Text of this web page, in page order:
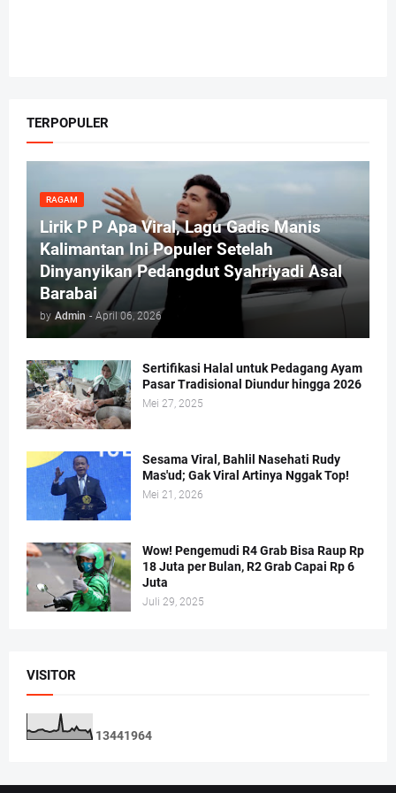
TERPOPULER
RAGAM
Lirik P P Apa Viral, Lagu Gadis Manis
Kalimantan Ini Populer Setelah
Dinyanyikan Pedangdut Syahriyadi Asal
Barabai
by Admin - April 06, 2026
Sertifikasi Halal untuk Pedagang Ayam
Pasar Tradisional Diundur hingga 2026
Mei 27, 2025
Sesama Viral, Bahlil Nasehati Rudy
Mas'ud; Gak Viral Artinya Nggak Top!
Mei 21, 2026
Wow! Pengemudi R4 Grab Bisa Raup Rp
18 Juta per Bulan, R2 Grab Capai Rp 6
Juta
Juli 29, 2025
VISITOR
13441964